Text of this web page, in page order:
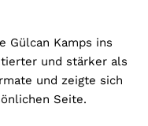
Gülcan Kamps ins
und stärker als
und zeigte sich
Seite.